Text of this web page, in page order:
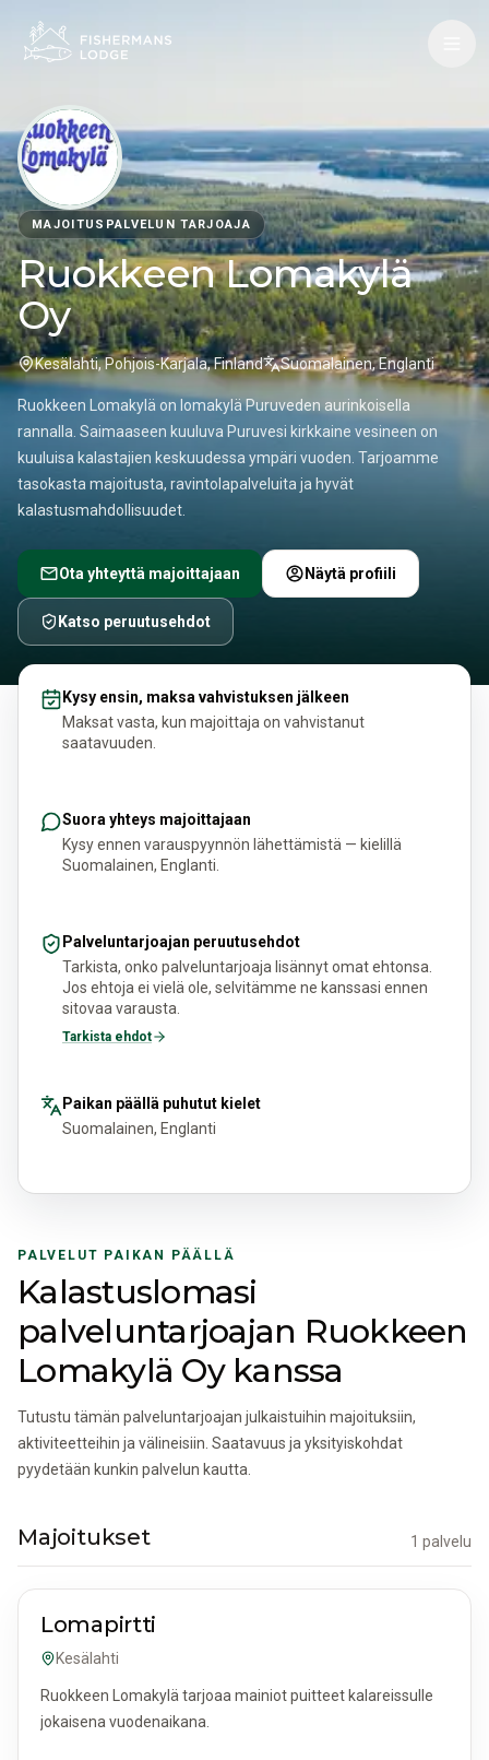
MAJOITUSPALVELUN TARJOAJA
Ruokkeen Lomakylä
Oy
Kesälahti, Pohjois-Karjala, Finland Suomalainen, Englanti
Ruokkeen Lomakylä on lomakylä Puruveden aurinkoisella
rannalla. Saimaaseen kuuluva Puruvesi kirkkaine vesineen on
kuuluisa kalastajien keskuudessa ympäri vuoden. Tarjoamme
tasokasta majoitusta, ravintolapalveluita ja hyvät
kalastusmahdollisuudet.
Ota yhteyttä majoittajaan Näytä profiili
Katso peruutusehdot
Kysy ensin, maksa vahvistuksen jälkeen
Maksat vasta, kun majoittaja on vahvistanut
saatavuuden.
Suora yhteys majoittajaan
Kysy ennen varauspyynnön lähettämistä — kielillä
Suomalainen, Englanti.
Palveluntarjoajan peruutusehdot
Tarkista, onko palveluntarjoaja lisännyt omat ehtonsa.
Jos ehtoja ei vielä ole, selvitämme ne kanssasi ennen
sitovaa varausta.
Tarkista ehdot
Paikan päällä puhutut kielet
Suomalainen, Englanti
PALVELUT PAIKAN PÄÄLLÄ
Kalastuslomasi
palveluntarjoajan Ruokkeen
Lomakylä Oy kanssa
Tutustu tämän palveluntarjoajan julkaistuihin majoituksiin,
aktiviteetteihin ja välineisiin. Saatavuus ja yksityiskohdat
pyydetään kunkin palvelun kautta.
Majoitukset 1 palvelu
MAJOITUKSET
Lomapirtti
Kesälahti
Ruokkeen Lomakylä tarjoaa mainiot puitteet kalareissulle
jokaisena vuodenaikana.